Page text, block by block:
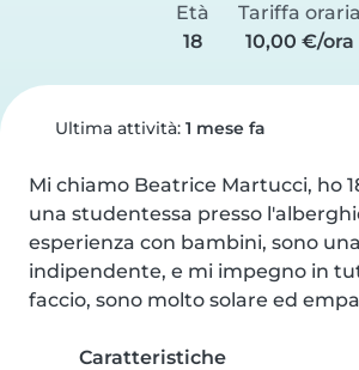
Età
18
Tariffa oraria
10,00 €/ora
Ultima attività: 1 mese fa
Mi chiamo Beatrice Martucci, ho
una studentessa presso
esperienza con bambini, sono
indipendente, e mi impegno in
faccio, sono molto solare ed
Caratteristiche